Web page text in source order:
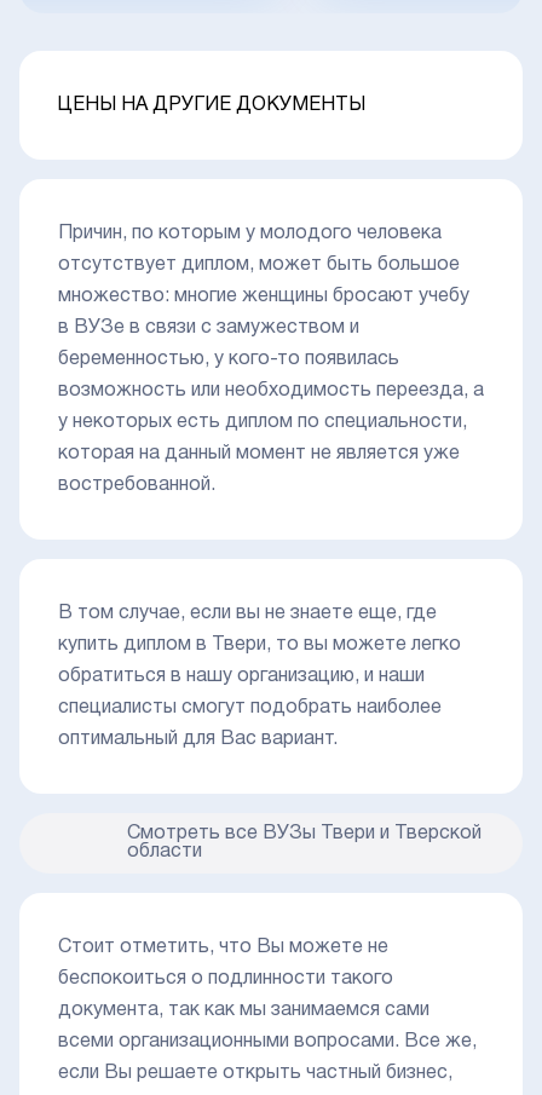
ЦЕНЫ НА ДРУГИЕ ДОКУМЕНТЫ
Причин, по которым у молодого человека
отсутствует диплом, может быть большое
множество: многие женщины бросают учебу
в ВУЗе в связи с замужеством и
беременностью, у кого-то появилась
возможность или необходимость переезда, а
у некоторых есть диплом по специальности,
которая на данный момент не является уже
востребованной.
В том случае, если вы не знаете еще, где
купить диплом в Твери, то вы можете легко
обратиться в нашу организацию, и наши
специалисты смогут подобрать наиболее
оптимальный для Вас вариант.
Смотреть все ВУЗы Твери и Тверской
области
Стоит отметить, что Вы можете не
беспокоиться о подлинности такого
документа, так как мы занимаемся сами
всеми организационными вопросами. Все же,
если Вы решаете открыть частный бизнес,